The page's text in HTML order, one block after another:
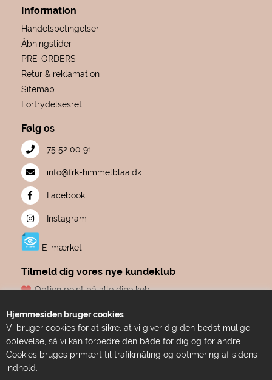
Hjemmesiden bruger cookies
Vi bruger cookies for at sikre, at vi giver dig den bedst mulige
oplevelse, så vi kan forbedre den både for dig og for andre.
Cookies bruges primært til trafikmåling og optimering af sidens
indhold.
Information
Handelsbetingelser
Åbningstider
PRE-ORDERS
Retur & reklamation
Sitemap
Fortrydelsesret
Følg os
75 52 00 91
info@frk-himmelblaa.dk
Facebook
Instagram
E-mærket
Tilmeld dig vores nye kundeklub
Optjen point på alle dine køb
Dine point udløber aldrig
Adgang til eksklusive tilbud før alle andre
Bare ren forkælelse
TILMELD DIG HER